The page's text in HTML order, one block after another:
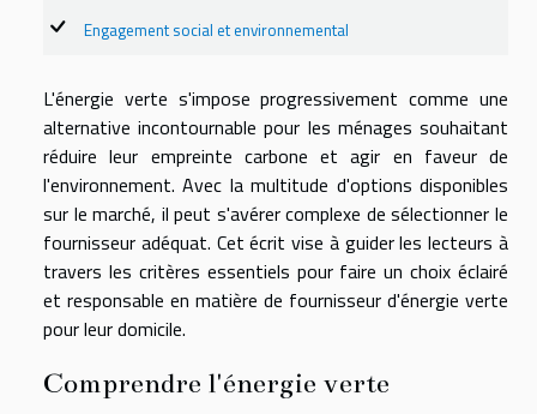
Engagement social et environnemental
L'énergie verte s'impose progressivement comme une
alternative incontournable pour les ménages souhaitant
réduire leur empreinte carbone et agir en faveur de
l'environnement. Avec la multitude d'options disponibles
sur le marché, il peut s'avérer complexe de sélectionner le
fournisseur adéquat. Cet écrit vise à guider les lecteurs à
travers les critères essentiels pour faire un choix éclairé
et responsable en matière de fournisseur d'énergie verte
pour leur domicile.
Comprendre l'énergie verte